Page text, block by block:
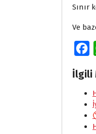
Sınır
Ve
c
e
b
o
İlgili